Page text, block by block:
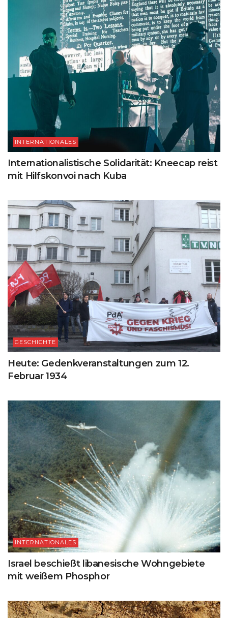
INTERNATIONALES
Internationalistische Solidarität: Kneecap reist
mit Hilfskonvoi nach Kuba
GESCHICHTE
Heute: Gedenkveranstaltungen zum 12.
Februar 1934
INTERNATIONALES
Israel beschießt libanesische Wohngebiete
mit weißem Phosphor